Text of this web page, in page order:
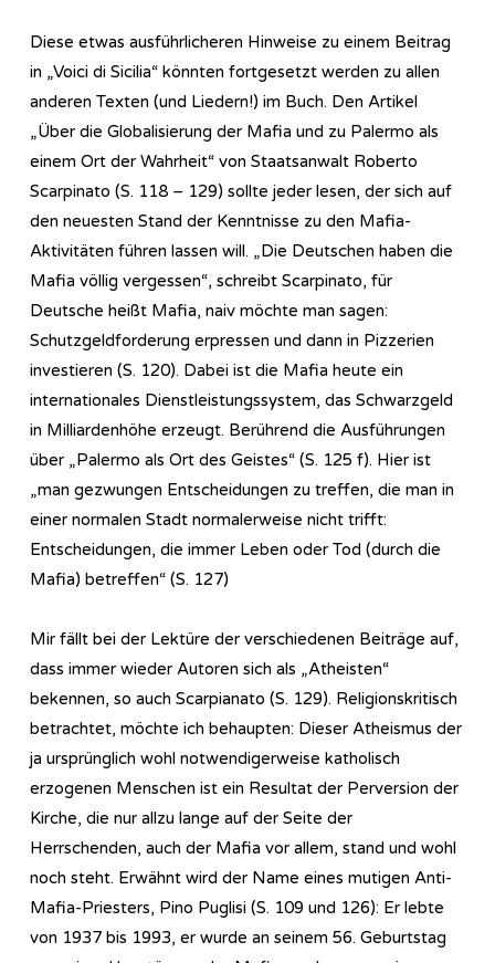
Diese etwas ausführlicheren Hinweise zu einem Beitrag
in „Voici di Sicilia“ könnten fortgesetzt werden zu allen
anderen Texten (und Liedern!) im Buch. Den Artikel
„Über die Globalisierung der Mafia und zu Palermo als
einem Ort der Wahrheit“ von Staatsanwalt Roberto
Scarpinato (S. 118 – 129) sollte jeder lesen, der sich auf
den neuesten Stand der Kenntnisse zu den Mafia-
Aktivitäten führen lassen will. „Die Deutschen haben die
Mafia völlig vergessen“, schreibt Scarpinato, für
Deutsche heißt Mafia, naiv möchte man sagen:
Schutzgeldforderung erpressen und dann in Pizzerien
investieren (S. 120). Dabei ist die Mafia heute ein
internationales Dienstleistungssystem, das Schwarzgeld
in Milliardenhöhe erzeugt. Berührend die Ausführungen
über „Palermo als Ort des Geistes“ (S. 125 f). Hier ist
„man gezwungen Entscheidungen zu treffen, die man in
einer normalen Stadt normalerweise nicht trifft:
Entscheidungen, die immer Leben oder Tod (durch die
Mafia) betreffen“ (S. 127)
Mir fällt bei der Lektüre der verschiedenen Beiträge auf,
dass immer wieder Autoren sich als „Atheisten“
bekennen, so auch Scarpianato (S. 129). Religionskritisch
betrachtet, möchte ich behaupten: Dieser Atheismus der
ja ursprünglich wohl notwendigerweise katholisch
erzogenen Menschen ist ein Resultat der Perversion der
Kirche, die nur allzu lange auf der Seite der
Herrschenden, auch der Mafia vor allem, stand und wohl
noch steht. Erwähnt wird der Name eines mutigen Anti-
Mafia-Priesters, Pino Puglisi (S. 109 und 126): Er lebte
von 1937 bis 1993, er wurde an seinem 56. Geburtstag